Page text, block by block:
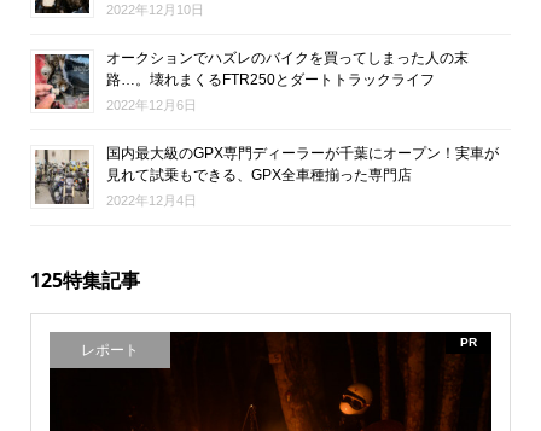
2022年12月10日
オークションでハズレのバイクを買ってしまった人の末
路…。壊れまくるFTR250とダートトラックライフ
2022年12月6日
国内最大級のGPX専門ディーラーが千葉にオープン！実車が
見れて試乗もできる、GPX全車種揃った専門店
2022年12月4日
125特集記事
レポート PR